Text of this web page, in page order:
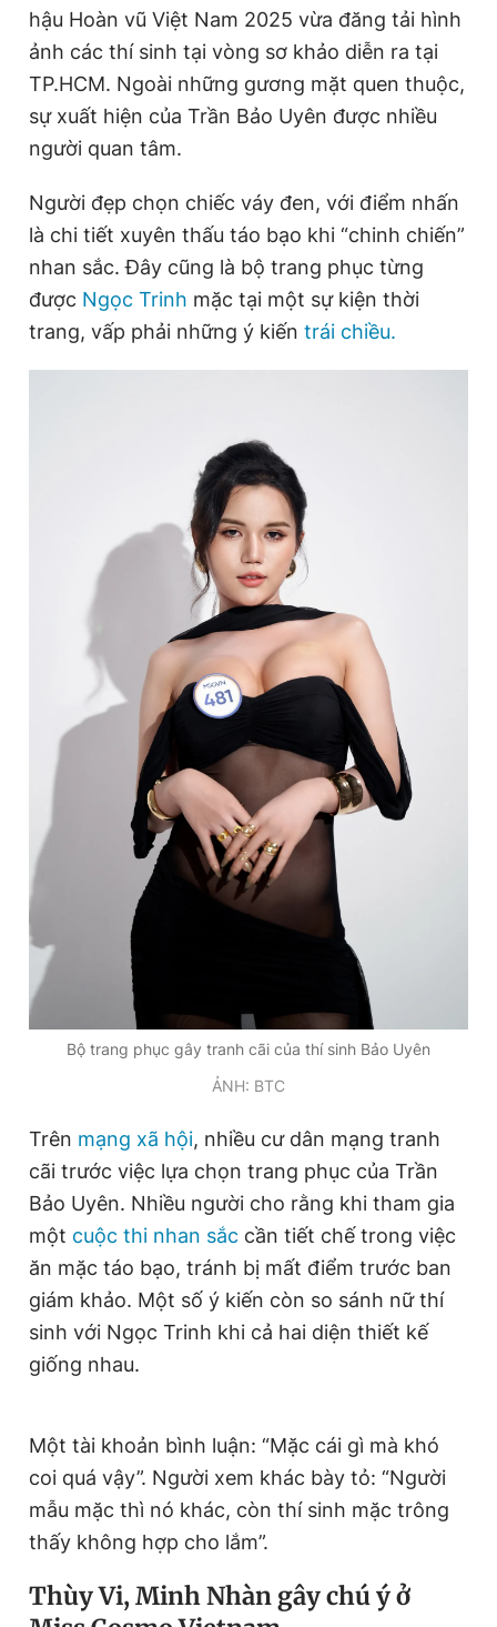
Thông tin tòa soạn Liên hệ quảng cáo
Đọc Thanh Niên trên điện thoại
Theo dõi báo trên
Quảng cáo RSS Tòa soạn
Tổng biên tập: Nguyễn Ngọc Toàn
Phó tổng biên tập thường trực: Hải Thành
Phó tổng biên tập: Lâm Hiếu Dũng
Phó tổng biên tập: Trần Việt Hưng
Tổng thư ký tòa soạn: Đức Trung
Giấy phép xuất bản số 110/GP - BTTTT cấp ngày 24.3.2020
© 2003-2026 Bản quyền thuộc về Báo Thanh Niên. Cấm sao
chép dưới mọi hình thức nếu không có sự chấp thuận bằng văn
bản. Phát triển bởi ePi Technologies, JSC.
hậu Hoàn vũ Việt Nam 2025 vừa đăng tải hình
ảnh các thí sinh tại vòng sơ khảo diễn ra tại
TP.HCM. Ngoài những gương mặt quen thuộc,
sự xuất hiện của Trần Bảo Uyên được nhiều
người quan tâm.
Người đẹp chọn chiếc váy đen, với điểm nhấn
là chi tiết xuyên thấu táo bạo khi “chinh chiến”
nhan sắc. Đây cũng là bộ trang phục từng
được Ngọc Trinh mặc tại một sự kiện thời
trang, vấp phải những ý kiến trái chiều.
Bộ trang phục gây tranh cãi của thí sinh Bảo Uyên
ẢNH: BTC
Trên mạng xã hội, nhiều cư dân mạng tranh
cãi trước việc lựa chọn trang phục của Trần
Bảo Uyên. Nhiều người cho rằng khi tham gia
một cuộc thi nhan sắc cần tiết chế trong việc
ăn mặc táo bạo, tránh bị mất điểm trước ban
giám khảo. Một số ý kiến còn so sánh nữ thí
sinh với Ngọc Trinh khi cả hai diện thiết kế
giống nhau.
Một tài khoản bình luận: “Mặc cái gì mà khó
coi quá vậy”. Người xem khác bày tỏ: “Người
mẫu mặc thì nó khác, còn thí sinh mặc trông
thấy không hợp cho lắm”.
Thùy Vi, Minh Nhàn gây chú ý ở